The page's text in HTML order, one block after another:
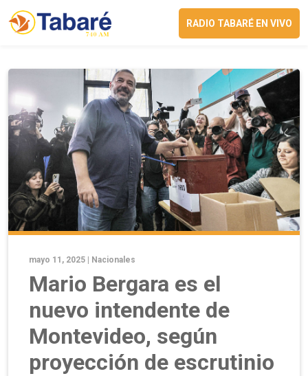
RADIO TABARÉ EN VIVO
mayo 11, 2025 | Nacionales
Mario Bergara es el
nuevo intendente de
Montevideo, según
proyección de escrutinio